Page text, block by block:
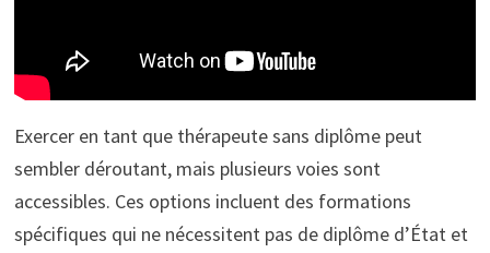
Exercer en tant que thérapeute sans diplôme peut
sembler déroutant, mais plusieurs voies sont
accessibles. Ces options incluent des formations
spécifiques qui ne nécessitent pas de diplôme d’État et